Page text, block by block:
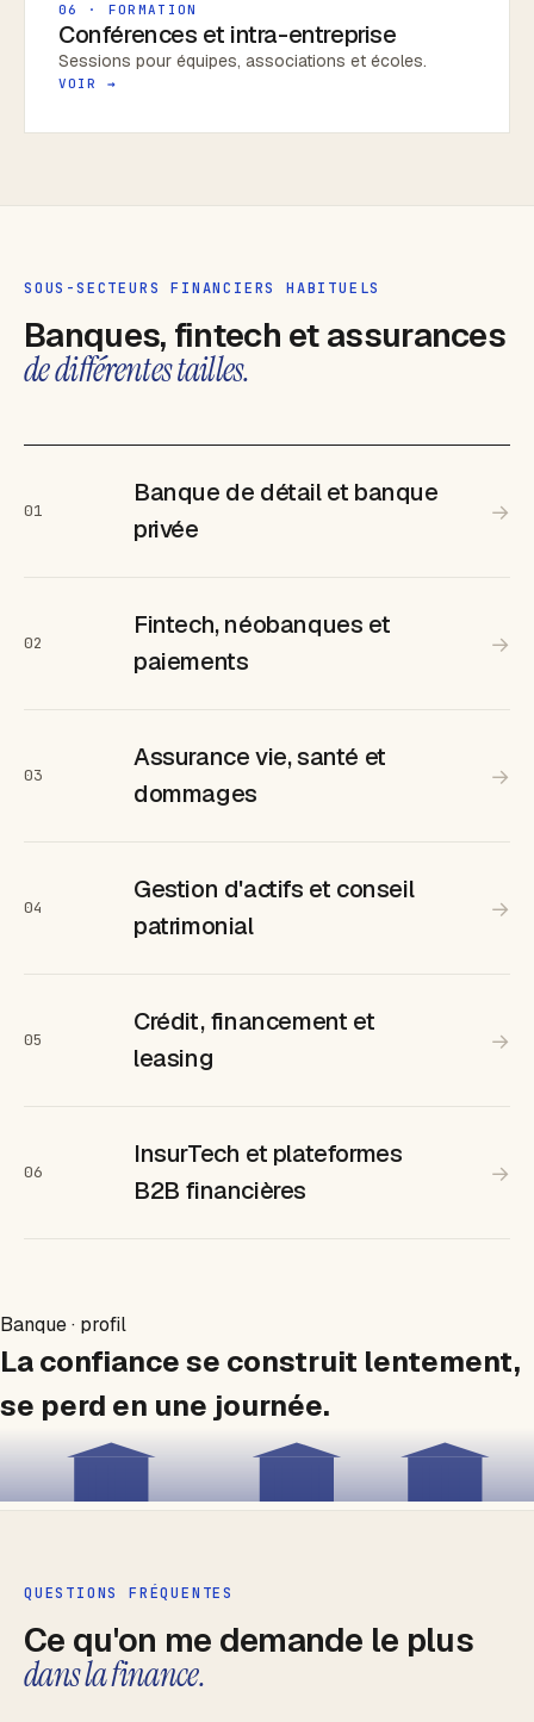
06 · FORMATION
Conférences et intra-entreprise
Sessions pour équipes, associations et écoles.
VOIR →
SOUS-SECTEURS FINANCIERS HABITUELS
Banques, fintech et assurances
de différentes tailles.
01
Banque de détail et banque
privée
→
02
Fintech, néobanques et
paiements
→
03
Assurance vie, santé et
dommages
→
04
Gestion d'actifs et conseil
patrimonial
→
05
Crédit, financement et
leasing
→
06
InsurTech et plateformes
B2B financières
→
Banque · profil
La confiance se construit lentement,
se perd en une journée.
QUESTIONS FRÉQUENTES
Ce qu'on me demande le plus
dans la finance.